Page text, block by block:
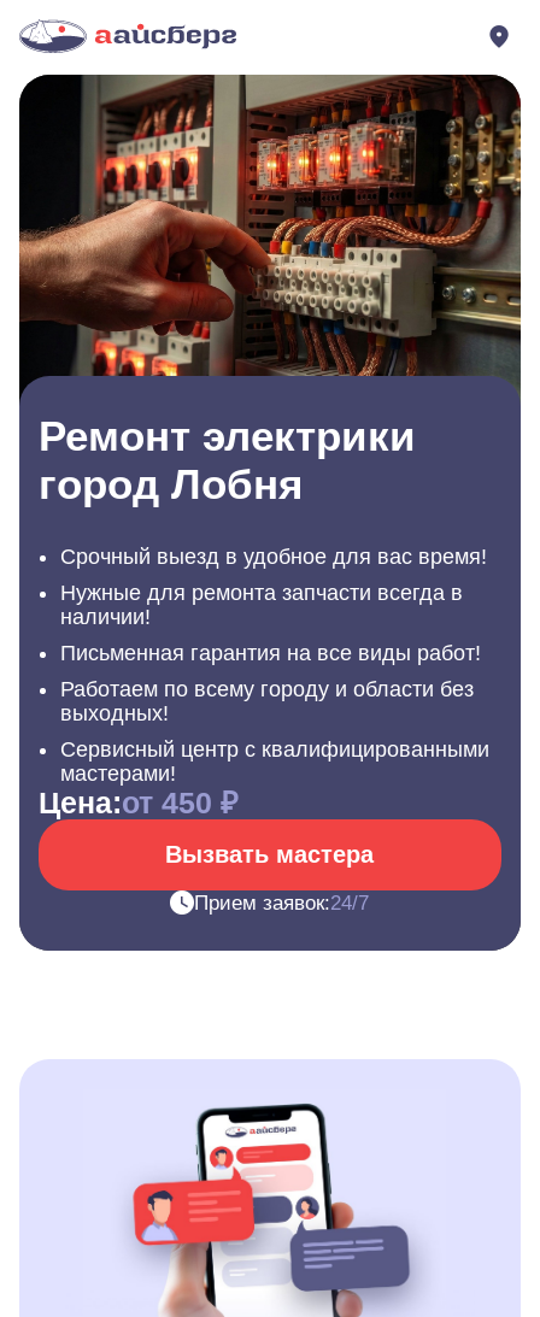
Ремонт электрики
город Лобня
Срочный выезд в удобное для вас время!
Нужные для ремонта запчасти всегда в
наличии!
Письменная гарантия на все виды работ!
Работаем по всему городу и области без
выходных!
Сервисный центр с квалифицированными
мастерами!
Цена:от 450 ₽
Вызвать мастера
Прием заявок:24/7